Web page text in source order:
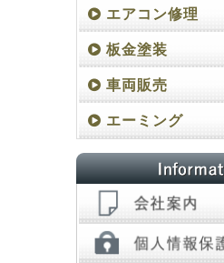
エアコン修理
板金塗装
車両販売
エーミング